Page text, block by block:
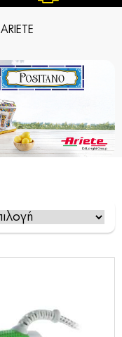
ARIETE